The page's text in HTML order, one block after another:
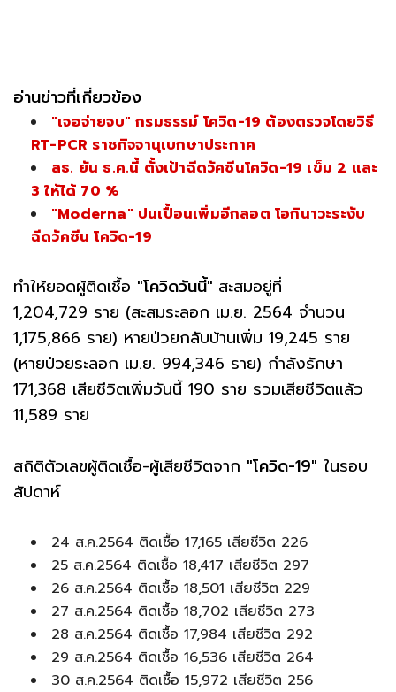
อ่านข่าวที่เกี่ยวข้อง
"เจอจ่ายจบ" กรมธรรม์ โควิด-19 ต้องตรวจโดยวิธี
RT-PCR ราชกิจจานุเบกษาประกาศ
สธ. ยัน ธ.ค.นี้ ตั้งเป้าฉีดวัคซีนโควิด-19 เข็ม 2 และ
3 ให้ได้ 70 %
"Moderna" ปนเปื้อนเพิ่มอีกลอต โอกินาวะระงับ
ฉีดวัคซีน โควิด-19
ทำให้ยอดผู้ติดเชื้อ "โควิดวันนี้" สะสมอยู่ที่
1,204,729 ราย (สะสมระลอก เม.ย. 2564 จำนวน
1,175,866 ราย) หายป่วยกลับบ้านเพิ่ม 19,245 ราย
(หายป่วยระลอก เม.ย. 994,346 ราย) กำลังรักษา
171,368 เสียชีวิตเพิ่มวันนี้ 190 ราย รวมเสียชีวิตแล้ว
11,589 ราย
สถิติตัวเลขผู้ติดเชื้อ-ผู้เสียชีวิตจาก "โควิด-19" ในรอบ
สัปดาห์
24 ส.ค.2564 ติดเชื้อ 17,165 เสียชีวิต 226
25 ส.ค.2564 ติดเชื้อ 18,417 เสียชีวิต 297
26 ส.ค.2564 ติดเชื้อ 18,501 เสียชีวิต 229
27 ส.ค.2564 ติดเชื้อ 18,702 เสียชีวิต 273
28 ส.ค.2564 ติดเชื้อ 17,984 เสียชีวิต 292
29 ส.ค.2564 ติดเชื้อ 16,536 เสียชีวิต 264
30 ส.ค.2564 ติดเชื้อ 15,972 เสียชีวิต 256